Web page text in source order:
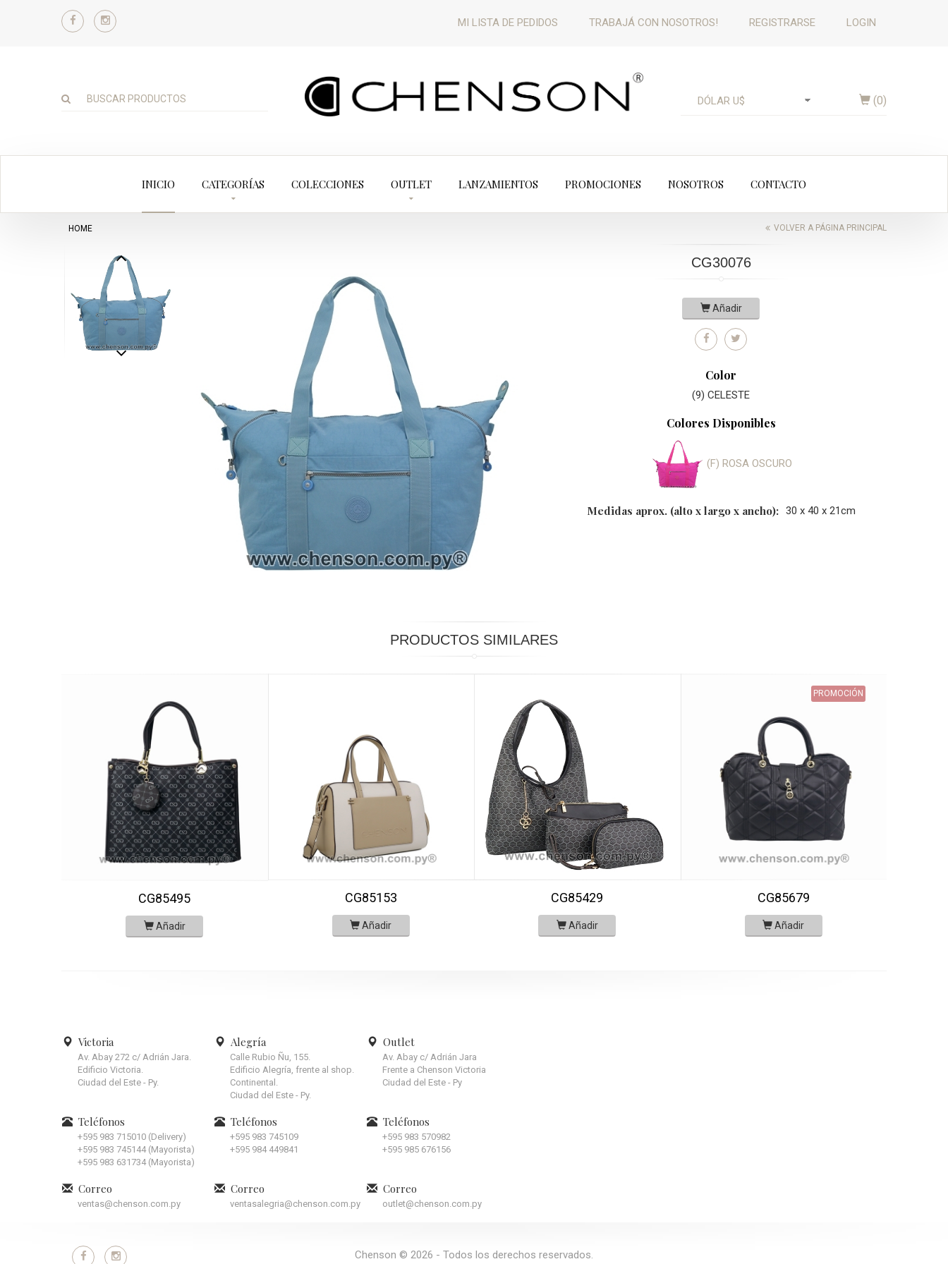
MI LISTA DE PEDIDOS TRABAJÁ CON NOSOTROS! REGISTRARSE LOGIN
(0)
INICIO CATEGORÍAS COLECCIONES OUTLET LANZAMIENTOS PROMOCIONES NOSOTROS CONTACTO
HOME VOLVER A PÁGINA PRINCIPAL
CG30076
Añadir
Color
(9) CELESTE
Colores Disponibles
(F) ROSA OSCURO
Medidas aprox. (alto x largo x ancho): 30 x 40 x 21cm
PRODUCTOS SIMILARES
CG85495
Añadir
CG85153
Añadir
CG85429
Añadir
PROMOCIÓN
CG85679
Añadir
Victoria
Av. Abay 272 c/ Adrián Jara.
Edificio Victoria.
Ciudad del Este - Py.
Teléfonos
+595 983 715010 (Delivery)
+595 983 745144 (Mayorista)
+595 983 631734 (Mayorista)
Correo
ventas@chenson.com.py
Alegría
Calle Rubio Ñu, 155.
Edificio Alegría, frente al shop.
Continental.
Ciudad del Este - Py.
Teléfonos
+595 983 745109
+595 984 449841
Correo
ventasalegria@chenson.com.py
Outlet
Av. Abay c/ Adrián Jara
Frente a Chenson Victoria
Ciudad del Este - Py
Teléfonos
+595 983 570982
+595 985 676156
Correo
outlet@chenson.com.py
Chenson © 2026 - Todos los derechos reservados.